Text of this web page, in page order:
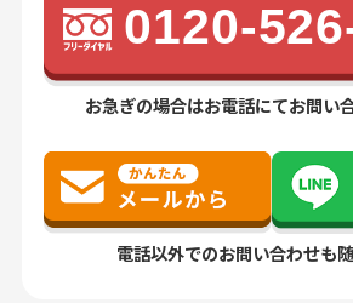
0120-
お急ぎの場合はお電話にてお問い
電話以外でのお問い合わせも